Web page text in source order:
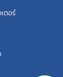
ตอร์